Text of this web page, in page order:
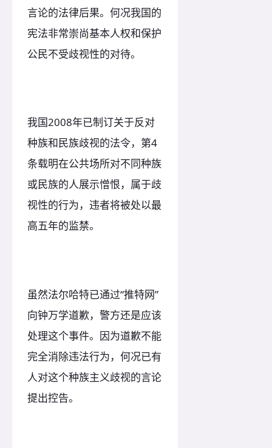
言论的法律后果。何况我国的
宪法非常崇尚基本人权和保护
公民不受歧视性的对待。
我国2008年已制订关于反对
种族和民族歧视的法令，第4
条载明在公共场所对不同种族
或民族的人展示憎恨，属于歧
视性的行为，违者将被处以最
高五年的监禁。
虽然法尔哈特已通过“推特网”
向钟万学道歉，警方还是应该
处理这个事件。因为道歉不能
完全消除违法行为，何况已有
人对这个种族主义歧视的言论
提出控告。